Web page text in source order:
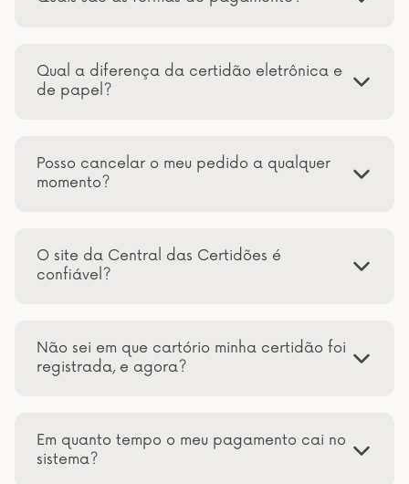
Qual a diferença da certidão eletrônica e
de papel?
Posso cancelar o meu pedido a qualquer
momento?
O site da Central das Certidões é
confiável?
Não sei em que cartório minha certidão foi
registrada, e agora?
Em quanto tempo o meu pagamento cai no
sistema?